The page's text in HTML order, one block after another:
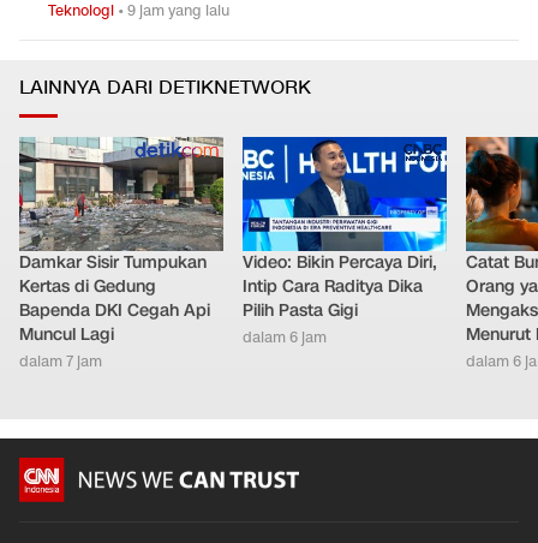
Teknologi •9 jam yang lalu
LAINNYA DARI DETIKNETWORK
Damkar Sisir Tumpukan
Kertas di Gedung
Bapenda DKI Cegah Api
Muncul Lagi
dalam 7 jam
Video: Bikin Percaya Diri,
Intip Cara Raditya Dika
Pilih Pasta Gigi
dalam 6 jam
Catat
Orang
Menurut
dalam 6